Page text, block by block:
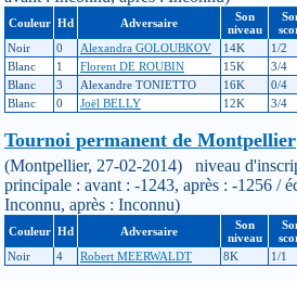
Couleur Hd Adversaire
Son
niveau
Noir
0 Alexandra GOLOUBKOV 14K 1/2
Blanc
1 Florent DE ROUBIN 15K 3/4
Blanc
3 Alexandre TONIETTO 16K 0/4
Blanc
0 Joël BELLY 12K 3/4
Tournoi permanent de Montpellier
(Montpellier, 27-02-2014) niveau
principale : avant : -1243, après : -1256 /
Inconnu, après : Inconnu)
Couleur Hd Adversaire
Son
niveau
Noir
4 Robert MEERWALDT 8K 1/1